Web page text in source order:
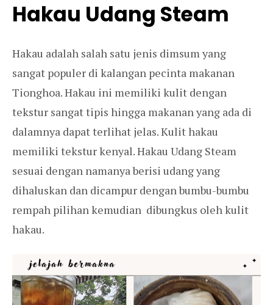
Hakau Udang Steam
Hakau adalah salah satu jenis dimsum yang
sangat populer di kalangan pecinta makanan
Tionghoa. Hakau ini memiliki kulit dengan
tekstur sangat tipis hingga makanan yang ada di
dalamnya dapat terlihat jelas. Kulit hakau
memiliki tekstur kenyal. Hakau Udang Steam
sesuai dengan namanya berisi udang yang
dihaluskan dan dicampur dengan bumbu-bumbu
rempah pilihan kemudian dibungkus oleh kulit
hakau.